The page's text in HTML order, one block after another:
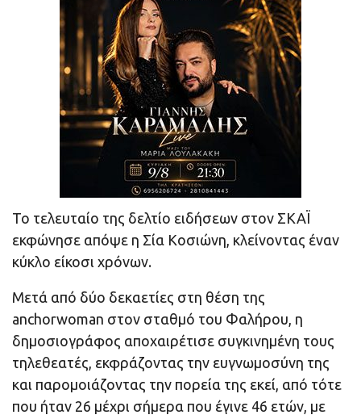
Το τελευταίο της δελτίο ειδήσεων στον ΣΚΑΪ
εκφώνησε απόψε η Σία Κοσιώνη, κλείνοντας έναν
κύκλο είκοσι χρόνων.
Μετά από δύο δεκαετίες στη θέση της
anchorwoman στον σταθμό του Φαλήρου, η
δημοσιογράφος αποχαιρέτισε συγκινημένη τους
τηλεθεατές, εκφράζοντας την ευγνωμοσύνη της
και παρομοιάζοντας την πορεία της εκεί, από τότε
που ήταν 26 μέχρι σήμερα που έγινε 46 ετών, με